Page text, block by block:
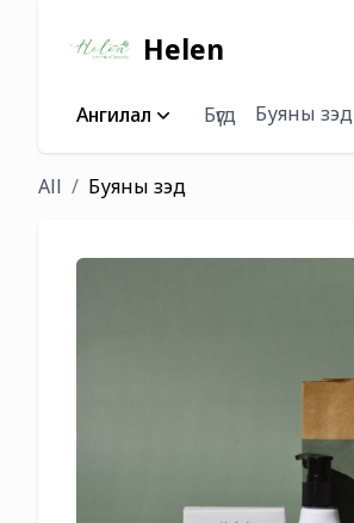
Helen
Ангилал Бүгд Буяны зэд
All Буяны зэд